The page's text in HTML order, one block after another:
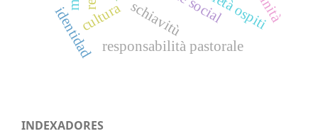
schiavitù
responsabilità pastorale
cultura
identidad
INDEXADORES